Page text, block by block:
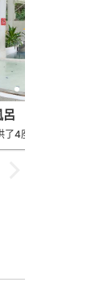
4座不同材質的湯屋